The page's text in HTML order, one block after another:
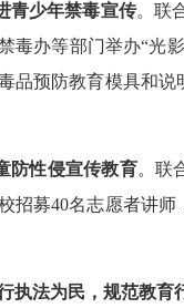
青少年禁毒宣传。联
毒办等部门举办“光
品预防教育模具和
防性侵宣传教育。联
招募40名志愿者讲
执法为民，规范教育